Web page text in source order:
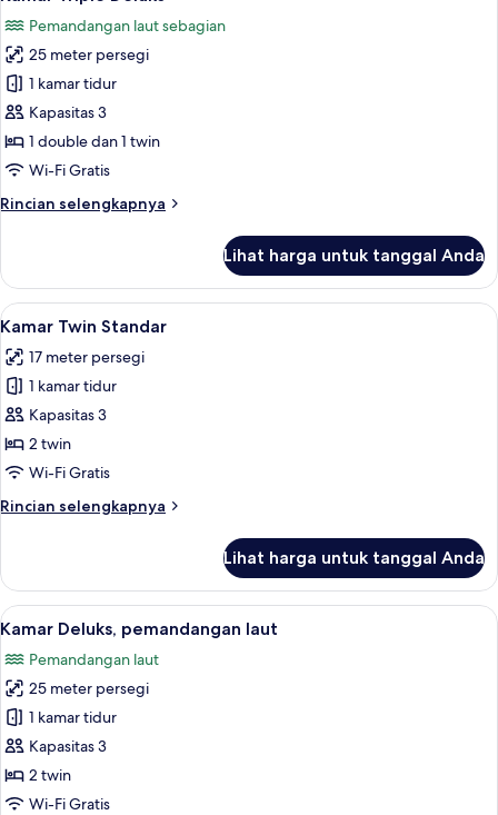
semua
foto
untuk
Kamar
Triple
Deluks
Pemandangan laut sebagian
25 meter persegi
1 kamar tidur
Kapasitas 3
1 double dan 1 twin
Wi-Fi Gratis
Rincian selengkapnya
Rincian
Kamar
Triple
Deluks
Lihat harga untuk tanggal Anda
Lihat
semua
foto
untuk
Kamar
Twin
Standar
Kamar Twin Standar | Minibar,
5
Kamar Twin Standar
17 meter persegi
1 kamar tidur
Kapasitas 3
2 twin
Wi-Fi Gratis
Rincian selengkapnya
Rincian
Kamar
Twin
Standar
Lihat harga untuk tanggal Anda
Lihat
semua
foto
untuk
Kamar
Deluks,
pemandangan
laut
Kamar Deluks, pemandangan laut |
5
Kamar Deluks, pemandangan laut
Pemandangan laut
25 meter persegi
1 kamar tidur
Kapasitas 3
2 twin
Wi-Fi Gratis